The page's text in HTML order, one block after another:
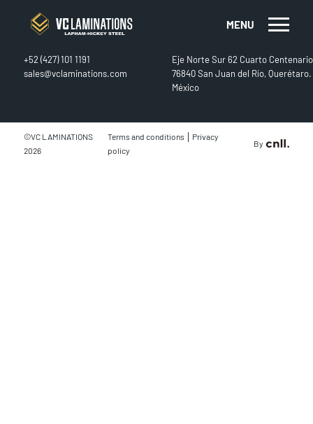
MENU
CONTACT
+52 (427) 101 1191
sales@vclaminations.com
Eje Norte Sur 62 Cuarto Centenario
76840 San Juan del Río, Querétaro.
México
©VC LAMINATIONS
2026
Terms and conditions | Privacy
policy
By